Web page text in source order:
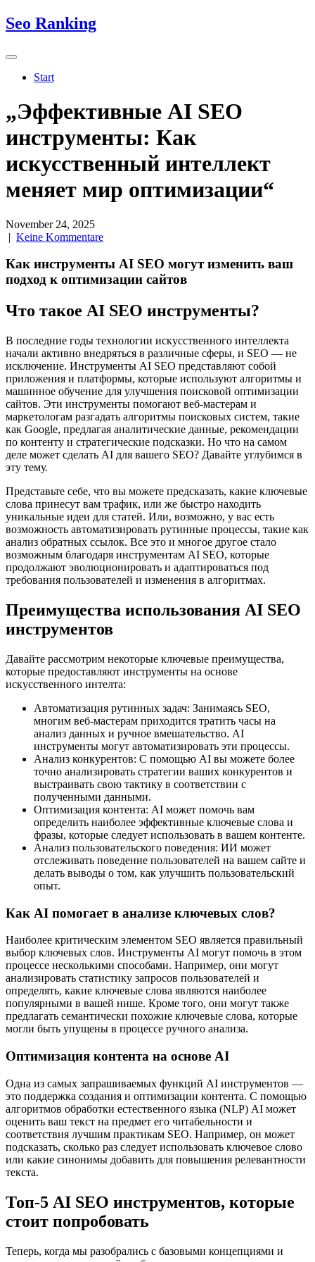
Skip
to
Seo Ranking
Start
„Эффективные AI SEO
инструменты: Как
искусственный интеллект
меняет мир оптимизации“
November 24, 2025
| Keine Kommentare
Как инструменты AI SEO могут изменить ваш
подход к оптимизации сайтов
Что такое AI SEO инструменты?
В последние годы технологии искусственного интеллекта
начали активно внедряться в различные сферы, и SEO — не
исключение. Инструменты AI SEO представляют собой
приложения и платформы, которые используют алгоритмы и
машинное обучение для улучшения поисковой оптимизации
сайтов. Эти инструменты помогают веб-мастерам и
маркетологам разгадать алгоритмы поисковых систем, такие
как Google, предлагая аналитические данные, рекомендации
по контенту и стратегические подсказки. Но что на самом
деле может сделать AI для вашего SEO? Давайте углубимся в
эту тему.
Представьте себе, что вы можете предсказать, какие ключевые
слова принесут вам трафик, или же быстро находить
уникальные идеи для статей. Или, возможно, у вас есть
возможность автоматизировать рутинные процессы, такие как
анализ обратных ссылок. Все это и многое другое стало
возможным благодаря инструментам AI SEO, которые
продолжают эволюционировать и адаптироваться под
требования пользователей и изменения в алгоритмах.
Преимущества использования AI SEO
инструментов
Давайте рассмотрим некоторые ключевые преимущества,
которые предоставляют инструменты на основе
искусственного интелта:
Автоматизация рутинных задач: Занимаясь SEO,
многим веб-мастерам приходится тратить часы на
анализ данных и ручное вмешательство. AI
инструменты могут автоматизировать эти процессы.
Анализ конкурентов: С помощью AI вы можете более
точно анализировать стратегии ваших конкурентов и
выстраивать свою тактику в соответствии с
полученными данными.
Оптимизация контента: AI может помочь вам
определить наиболее эффективные ключевые слова и
фразы, которые следует использовать в вашем контенте.
Анализ пользовательского поведения: ИИ может
отслеживать поведение пользователей на вашем сайте и
делать выводы о том, как улучшить пользовательский
опыт.
Как AI помогает в анализе ключевых слов?
Наиболее критическим элементом SEO является правильный
выбор ключевых слов. Инструменты AI могут помочь в этом
процессе несколькими способами. Например, они могут
анализировать статистику запросов пользователей и
определять, какие ключевые слова являются наиболее
популярными в вашей нише. Кроме того, они могут также
предлагать семантически похожие ключевые слова, которые
могли быть упущены в процессе ручного анализа.
Оптимизация контента на основе AI
Одна из самых запрашиваемых функций AI инструментов —
это поддержка создания и оптимизации контента. С помощью
алгоритмов обработки естественного языка (NLP) AI может
оценить ваш текст на предмет его читабельности и
соответствия лучшим практикам SEO. Например, он может
подсказать, сколько раз следует использовать ключевое слово
или какие синонимы добавить для повышения релевантности
текста.
Топ-5 AI SEO инструментов, которые
стоит попробовать
Теперь, когда мы разобрались с базовыми концепциями и